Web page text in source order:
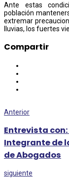
Ante estas
población
extremar
lluvias, los fuertes
Compartir
Anterior
Entrevista
Integrante de
de Abogados
siguiente